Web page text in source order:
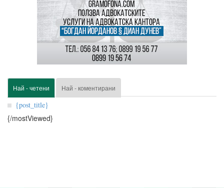
Най - четени Най - коментирани
{post_title}
{/mostViewed}